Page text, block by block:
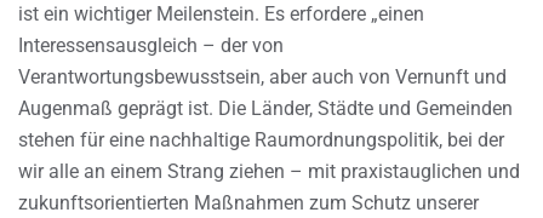
ist ein wichtiger Meilenstein. Es erfordere „einen
Interessensausgleich – der von
Verantwortungsbewusstsein, aber auch von Vernunft und
Augenmaß geprägt ist. Die Länder, Städte und Gemeinden
stehen für eine nachhaltige Raumordnungspolitik, bei der
wir alle an einem Strang ziehen – mit praxistauglichen und
zukunftsorientierten Maßnahmen zum Schutz unserer